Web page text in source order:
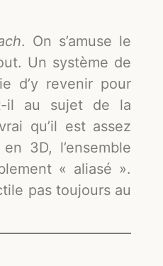
. On s’amuse le
Un système de
d’y revenir pour
il au sujet de la
qu’il est assez
3D, l’ensemble
« aliasé ».
pas toujours au